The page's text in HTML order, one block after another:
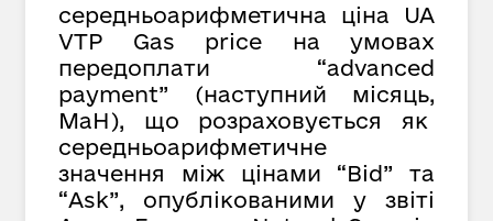
середньоарифметична ціна UA
VTP Gas price на умовах
передоплати “advanced
payment” (наступний місяць,
MaH), що розраховується як
cередньоарифметичне
значення між цінами “Bid” та
“Ask”, опублікованими у звіті